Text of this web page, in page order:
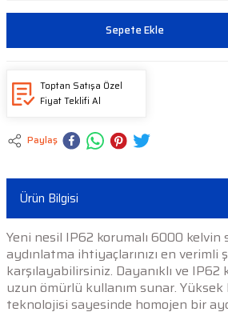
Sepete Ekle
Toptan Satışa Özel
Fiyat Teklifi Al
Paylaş
Ürün Bilgisi
Yeni nesil IP62 korumalı 6000
aydınlatma ihtiyaçlarınızı en verimli
karşılayabilirsiniz. Dayanıklı ve IP62
uzun ömürlü kullanım sunar.
teknolojisi sayesinde homojen bir